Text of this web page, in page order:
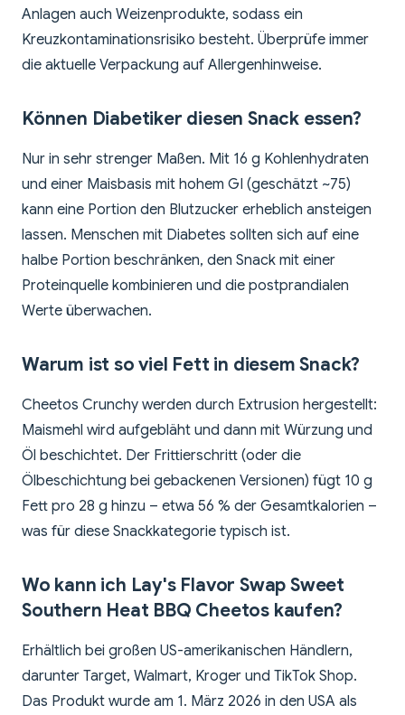
Anlagen auch Weizenprodukte, sodass ein
Kreuzkontaminationsrisiko besteht. Überprüfe immer
die aktuelle Verpackung auf Allergenhinweise.
Können Diabetiker diesen Snack essen?
Nur in sehr strenger Maßen. Mit 16 g Kohlenhydraten
und einer Maisbasis mit hohem GI (geschätzt ~75)
kann eine Portion den Blutzucker erheblich ansteigen
lassen. Menschen mit Diabetes sollten sich auf eine
halbe Portion beschränken, den Snack mit einer
Proteinquelle kombinieren und die postprandialen
Werte überwachen.
Warum ist so viel Fett in diesem Snack?
Cheetos Crunchy werden durch Extrusion hergestellt:
Maismehl wird aufgebläht und dann mit Würzung und
Öl beschichtet. Der Frittierschritt (oder die
Ölbeschichtung bei gebackenen Versionen) fügt 10 g
Fett pro 28 g hinzu – etwa 56 % der Gesamtkalorien –
was für diese Snackkategorie typisch ist.
Wo kann ich Lay's Flavor Swap Sweet
Southern Heat BBQ Cheetos kaufen?
Erhältlich bei großen US-amerikanischen Händlern,
darunter Target, Walmart, Kroger und TikTok Shop.
Das Produkt wurde am 1. März 2026 in den USA als